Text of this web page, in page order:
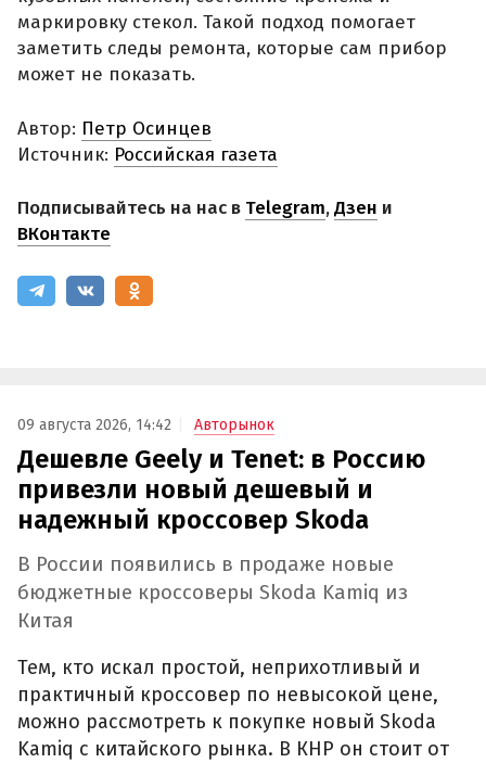
маркировку стекол. Такой подход помогает
заметить следы ремонта, которые сам прибор
может не показать.
Автор: Петр Осинцев
Источник: Российская газета
Подписывайтесь на нас в Telegram,Дзен и
ВКонтакте
09 августа 2026, 14:42 Авторынок
Дешевле Geely и Tenet: в Россию
привезли новый дешевый и
надежный кроссовер Skoda
В России появились в продаже новые
бюджетные кроссоверы Skoda Kamiq из
Китая
Тем, кто искал простой, неприхотливый и
практичный кроссовер по невысокой цене,
можно рассмотреть к покупке новый Skoda
Kamiq с китайского рынка. В КНР он стоит от